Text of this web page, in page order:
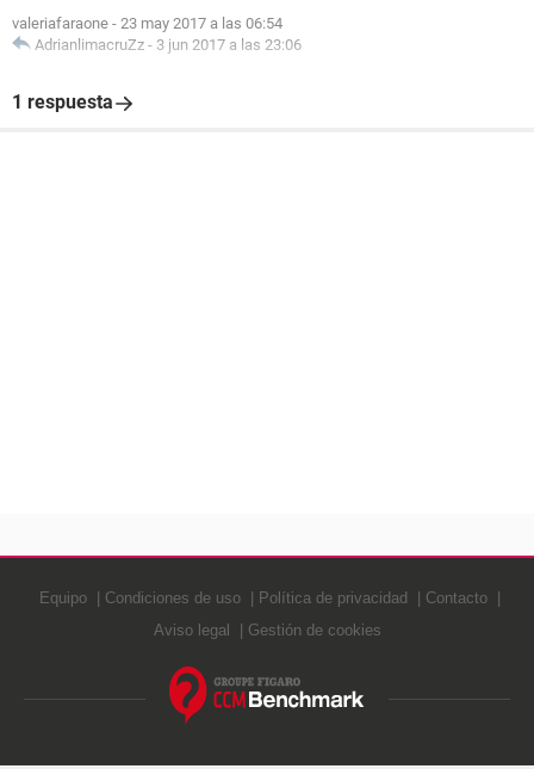
valeriafaraone - 23 may 2017 a las 06:54
AdrianlimacruZz - 3 jun 2017 a las 23:06
1 respuesta
Equipo Condiciones de uso Política de privacidad
Contacto
Aviso legal
Gestión de cookies